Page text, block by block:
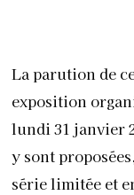
La parution de
exposition
lundi 31 janvier
y sont
série limitée et